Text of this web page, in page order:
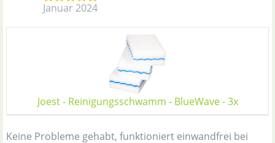
Januar 2024
Joest - Reinigungsschwamm - BlueWave - 3x
Keine Probleme gehabt, funktioniert einwandfrei bei